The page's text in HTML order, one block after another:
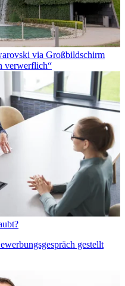
via Großbildschirm
verwerflich“
gestellt